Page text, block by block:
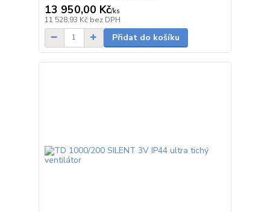
13 950,00 Kč/ks
11 528,93 Kč bez DPH
Přidat do košíku